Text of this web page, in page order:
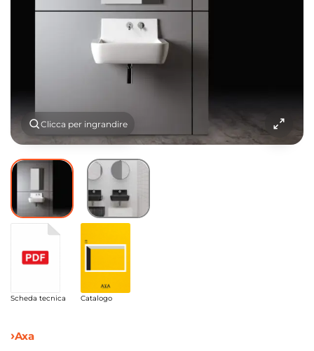
Clicca per ingrandire
Scheda tecnica Catalogo
Axa